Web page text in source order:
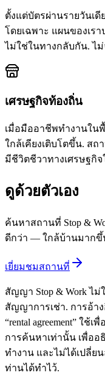
ตั้งแต่บัตรผ่านรายวันเ
โดยเฉพาะ แผนของเร
ไม่ใช่ในทางกลับกัน. ไ
เศรษฐกิจท้องถิ่น
เมื่อมืออาชีพทำงานใน
ใกล้เคียงเติบโตขึ้น. สถ
มีชีวิตชีวาทางเศรษฐกิจ
ดูด้วยตัวเอง
ค้นหาสถานที่ Stop &
ดีกว่า — ใกล้บ้านมากขึ้
เยี่ยมชมสถานที่
สัญญา Stop & Work ไ
สัญญาการเช่า. การอ้าง
“rental agreement” ใ
การค้นหาเท่านั้น เพื่อ
ทำงาน และไม่ได้เปลี่
ท่านได้ทำไว้.